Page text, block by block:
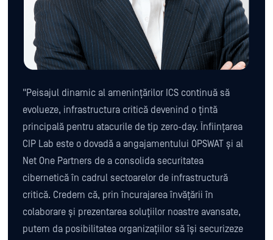
"Peisajul dinamic al amenințărilor ICS continuă să
evolueze, infrastructura critică devenind o țintă
principală pentru atacurile de tip zero-day. Înființarea
CIP Lab este o dovadă a angajamentului OPSWAT și al
Net One Partners de a consolida securitatea
cibernetică în cadrul sectoarelor de infrastructură
critică. Credem că, prin încurajarea învățării în
colaborare și prezentarea soluțiilor noastre avansate,
putem da posibilitatea organizațiilor să își securizeze